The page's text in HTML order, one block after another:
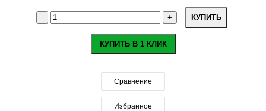
КУПИТЬ
КУПИТЬ В 1 КЛИК
Сравнение
Избранное